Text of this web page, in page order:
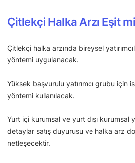
Çitlekçi Halka Arzı Eşit
Çitlekçi halka arzında bireysel
yöntemi uygulanacak.
Yüksek başvurulu yatırımcı grubu için
yöntemi kullanılacak.
Yurt içi kurumsal ve yurt dışı kurumsal
detaylar satış duyurusu ve halka arz
netleşecektir.